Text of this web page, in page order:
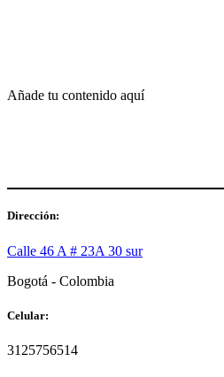
Añade tu contenido aquí
Dirección:
Calle 46 A # 23A 30 sur
Bogotá - Colombia
Celular:
3125756514